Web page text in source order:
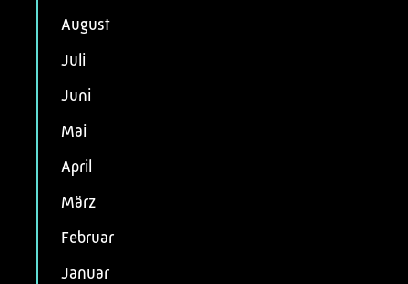
August
Juli
Juni
Mai
April
März
Februar
Januar